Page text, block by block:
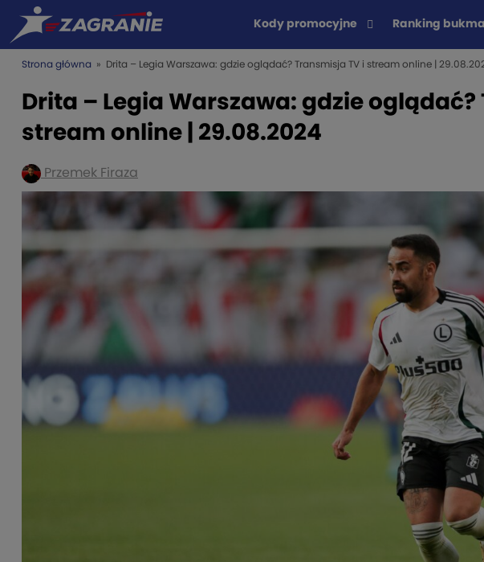
Kody promocyjne Ranking
Strona główna » Drita – Legia Warszawa: gdzie oglądać? Transmisja TV i stream online |
Drita – Legia Warszawa: gdzie
stream online | 29.08.2024
Przemek Firaza